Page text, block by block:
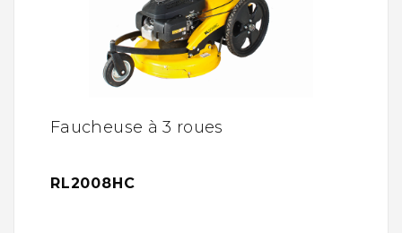
Faucheuse à 3 roues
RL2008HC